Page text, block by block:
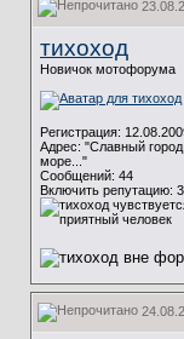
тихоход
Новичок мотофорума
Регистрация:
Адрес: "Славный
море..."
Сообщений: 44
Включить репутацию: